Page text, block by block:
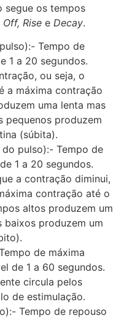
segue os tempos
Off, Rise e Decay.
Tempo de
1 a 20 segundos.
ou seja, o
a máxima contração
uma lenta mas
pequenos produzem
(súbita).
pulso):- Tempo de
1 a 20 segundos.
a contração diminui,
contração até o
altos produzem um
baixos produzem um
de máxima
de 1 a 60 segundos.
circula pelos
de estimulação.
Tempo de repouso